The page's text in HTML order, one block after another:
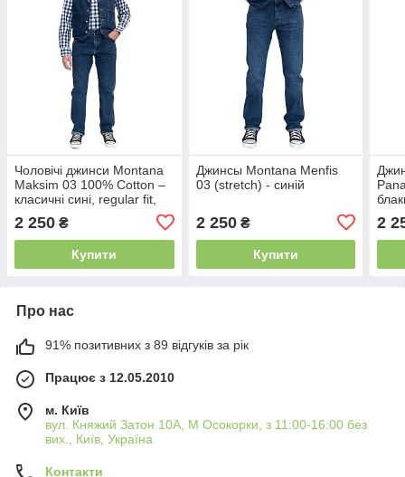
Чоловічі джинси Montana
Maksim 03 100% Cotton –
класичні сині, regular fit,
без блискавки на кишенях
2 250 ₴
Купити
Джинсы Montana Menfis
03 (stretch) - синій
2 250₴
Купити
2
Про нас
91% позитивних з 89 відгуків за рік
Працює з 12.05.2010
м. Київ
вул. Княжий Затон 10А, М Осокорки, з 11:00-16:00 без
вих., Київ, Україна
Контакти